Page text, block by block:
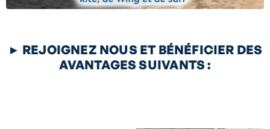
► REJOIGNEZ NOUS ET BÉNÉFICIER DES
AVANTAGES SUIVANTS :